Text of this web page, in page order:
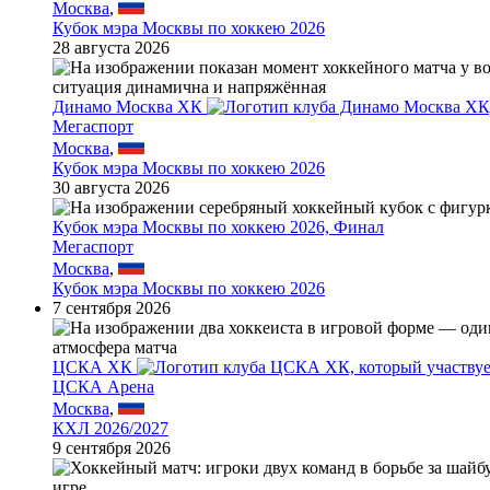
Москва,
Кубок мэра Москвы по хоккею 2026
28 августа 2026
Динамо Москва ХК
Мегаспорт
Москва,
Кубок мэра Москвы по хоккею 2026
30 августа 2026
Кубок мэра Москвы по хоккею 2026, Финал
Мегаспорт
Москва,
Кубок мэра Москвы по хоккею 2026
7 сентября 2026
ЦСКА ХК
ЦСКА Арена
Москва,
КХЛ 2026/2027
9 сентября 2026